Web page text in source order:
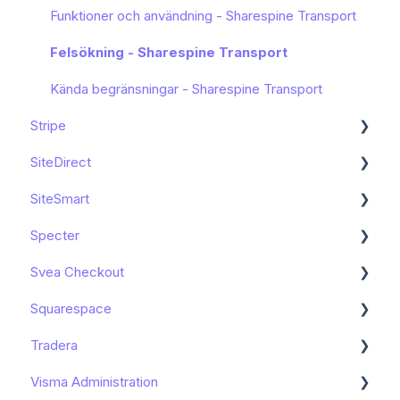
Funktioner och användning - Sharespine Transport
Felsökning - Sharespine Transport
Kända begränsningar - Sharespine Transport
Stripe
Kom igång
Funktioner och användning
Kända begränsningar
SiteDirect
Kom igång
Funktioner och användning
SiteSmart
Kom igång
Funktioner och användning
Specter
Kom igång
Funktioner och användning
Felsökning
Svea Checkout
Kom igång
Kända begränsningar
Squarespace
Kända begränsningar
Kom igång
Tradera
Kom igång
Visma Administration